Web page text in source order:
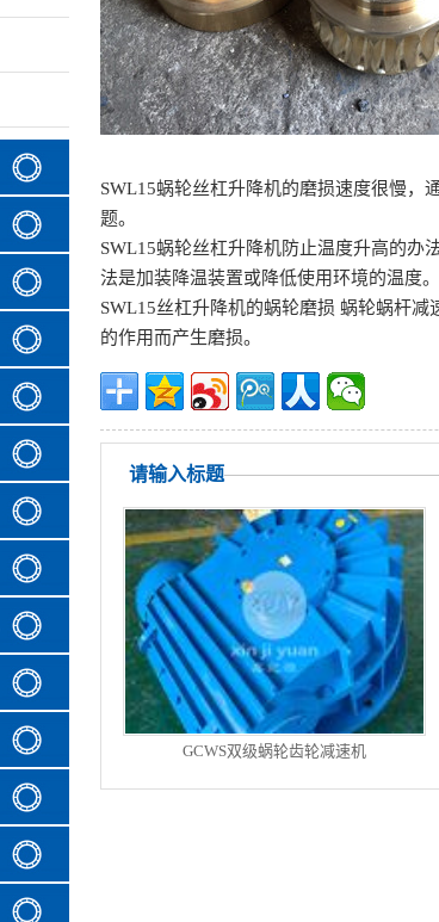
SWL15蜗轮丝杠升降机的磨损速度很慢，
题。
SWL15蜗轮丝杠升降机防止温度升高的办
法是加装降温装置或降低使用环境的温度。
SWL15丝杠升降机的蜗轮磨损 蜗轮蜗杆
的作用而产生磨损。
请输入标题
GCWS双级蜗轮齿轮减速机